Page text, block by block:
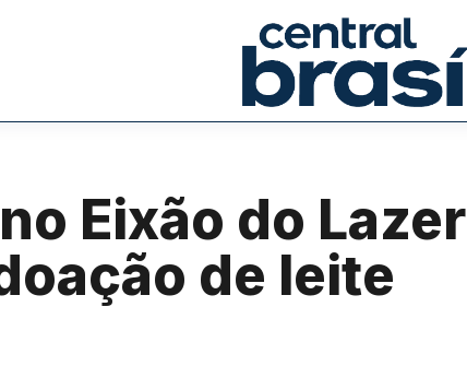
Eixão do Lazer
de leite